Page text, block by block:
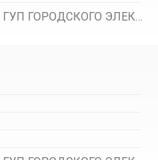
САНКТ-ПЕТЕРБУРГСКОЕ ГУП ГОРОДСКОГО ЭЛЕКТРИЧЕСКОГО ТРАНСПОРТА